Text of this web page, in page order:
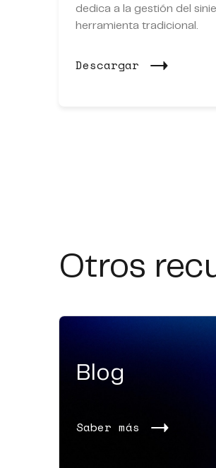
dedica a la gestión del
herramienta tradicional.
Descargar
Otros
Blog
Saber más